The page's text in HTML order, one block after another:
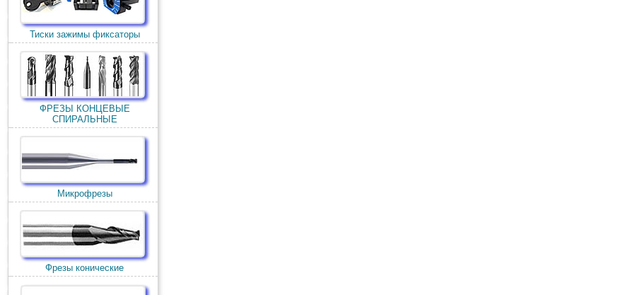
Тиски зажимы фиксаторы
ФРЕЗЫ КОНЦЕВЫЕ
СПИРАЛЬНЫЕ
Микрофрезы
Фрезы конические